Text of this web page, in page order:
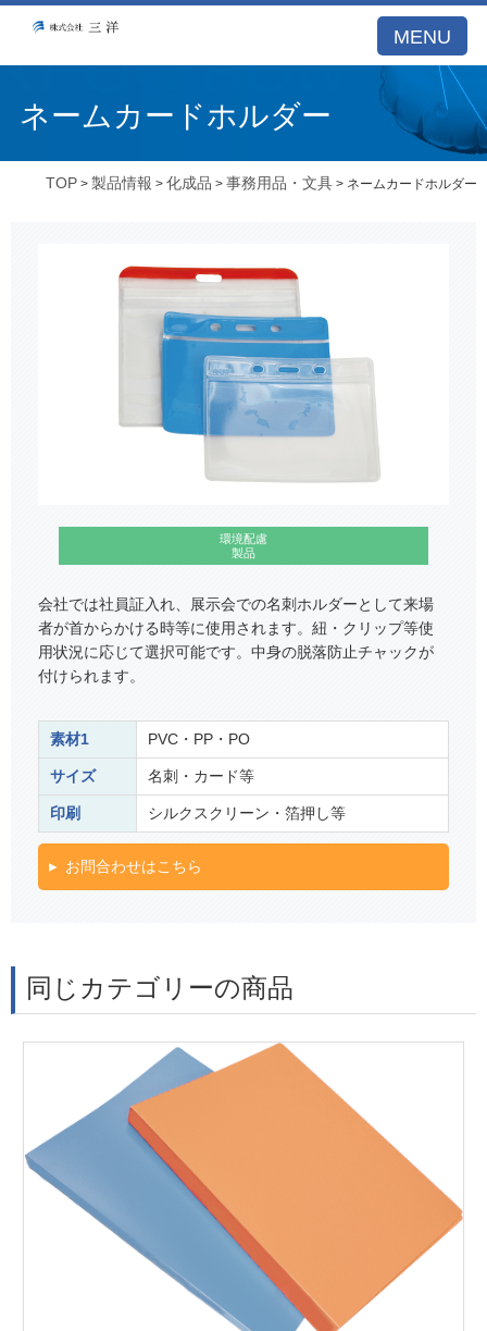
MENU
ネームカードホルダー
TOP >製品情報 >化成品 >事務用品・文具 > ネームカードホルダー
環境配慮
製品
会社では社員証入れ、展示会での名刺ホルダーとして来場
者が首からかける時等に使用されます。紐・クリップ等使
用状況に応じて選択可能です。中身の脱落防止チャックが
付けられます。
素材1 PVC・PP・PO
サイズ 名刺・カード等
印刷 シルクスクリーン・箔押し等
お問合わせはこちら
同じカテゴリーの商品